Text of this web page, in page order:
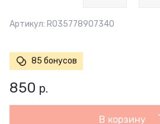
Артикул: R035778907340
85 бонусов
850 р.
В корзину